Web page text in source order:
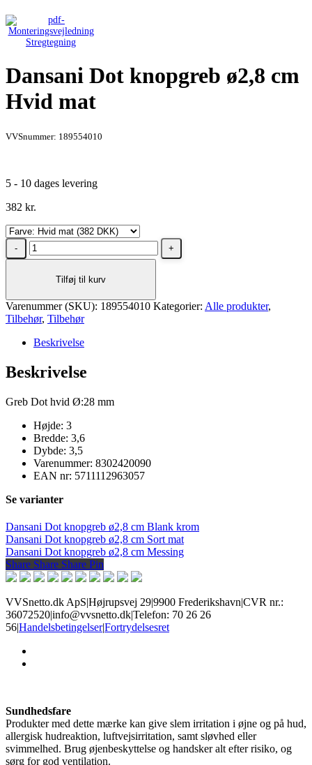
Stregtegning
Dansani Dot knopgreb ø2,8 cm
Hvid mat
VVSnummer: 189554010
5 - 10 dages levering
382 kr.
Dansani
Dot
Hvid
mat
Tilføj til kurv
Varenummer (SKU): 189554010 Kategorier: Alle produkter,
Tilbehør, Tilbehør
Beskrivelse
Beskrivelse
Greb Dot hvid Ø:28 mm
Højde: 3
Bredde: 3,6
Dybde: 3,5
Varenummer: 8302420090
EAN nr: 5711112963057
Se varianter
Dansani Dot knopgreb ø2,8 cm Blank krom
Dansani Dot knopgreb ø2,8 cm Sort mat
Dansani Dot knopgreb ø2,8 cm Messing
Share
Share Share Share Pin
VVSnetto.dk ApS|Højrupsvej 29|9900 Frederikshavn|CVR nr.:
36072520|info@vvsnetto.dk|Telefon: 70 26 26
56|Handelsbetingelser|Fortrydelsesret
Sundhedsfare
Produkter med dette mærke kan give slem irritation i øjne og på hud,
allergisk hudreaktion, luftvejsirritation, samt sløvhed eller
svimmelhed. Brug øjenbeskyttelse og handsker alt efter risiko, og
sørg for god ventilation.